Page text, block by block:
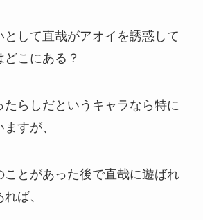
として直哉がアオイを誘惑して
こにある？
らしだというキャラなら特に
すが、
ことがあった後で直哉に遊ばれ
ば、